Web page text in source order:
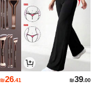
₪39.00
₪26.41